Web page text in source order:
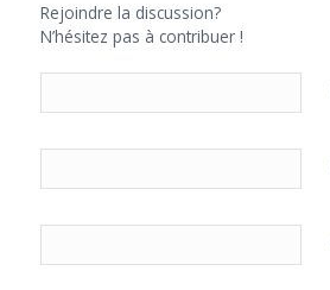
Rejoindre la discussion?
N’hésitez pas à contribuer !